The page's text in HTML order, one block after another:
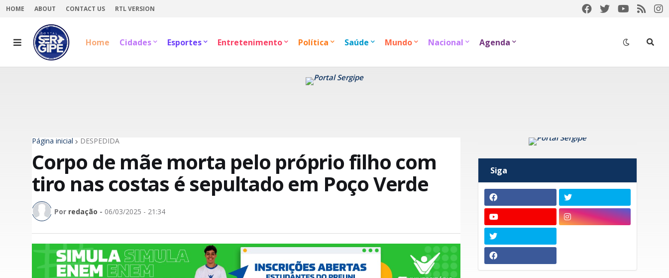
HOME ABOUT CONTACT US RTL VERSION
Home Cidades Esportes Entretenimento Política Saúde Mundo Nacional Agenda
Página inicial DESPEDIDA
Corpo de mãe morta pelo próprio filho com
tiro nas costas é sepultado em Poço Verde
Por redação - 06/03/2025 - 21:34
Siga